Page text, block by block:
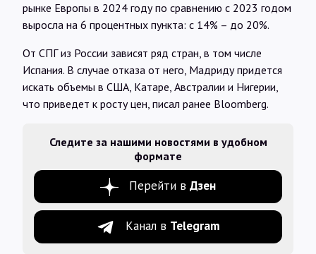
рынке Европы в 2024 году по сравнению с 2023 годом
выросла на 6 процентных пункта: с 14% – до 20%.
От СПГ из России зависят ряд стран, в том числе
Испания. В случае отказа от него, Мадриду придется
искать объемы в США, Катаре, Австралии и Нигерии,
что приведет к росту цен, писал ранее Bloomberg.
Следите за нашими новостями в удобном
формате
Перейти в Дзен
Канал в Telegram